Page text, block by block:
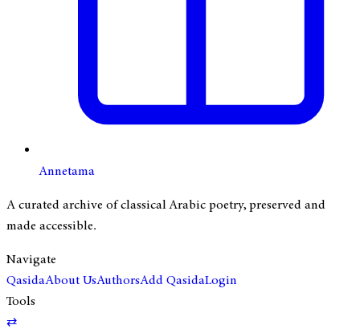
Annetama
A curated archive of classical Arabic poetry, preserved and
made accessible.
Navigate
QasidaAbout UsAuthorsAdd QasidaLogin
Tools
⇄